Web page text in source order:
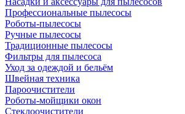
Профессиональные пылесосы
Роботы-пылесосы
Ручные пылесосы
Традиционные пылесосы
Фильтры для пылесоса
Уход за одеждой и бельём
Швейная техника
Пароочистители
Роботы-мойщики окон
Стеклоочистители